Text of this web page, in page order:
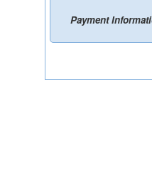
Payment